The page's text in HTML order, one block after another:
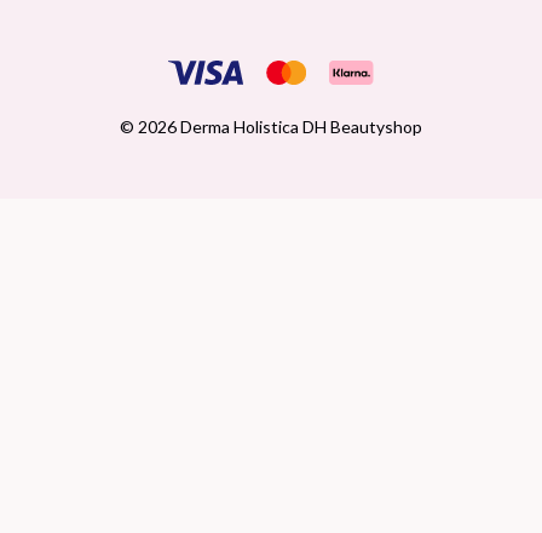
© 2026 Derma Holistica DH Beautyshop